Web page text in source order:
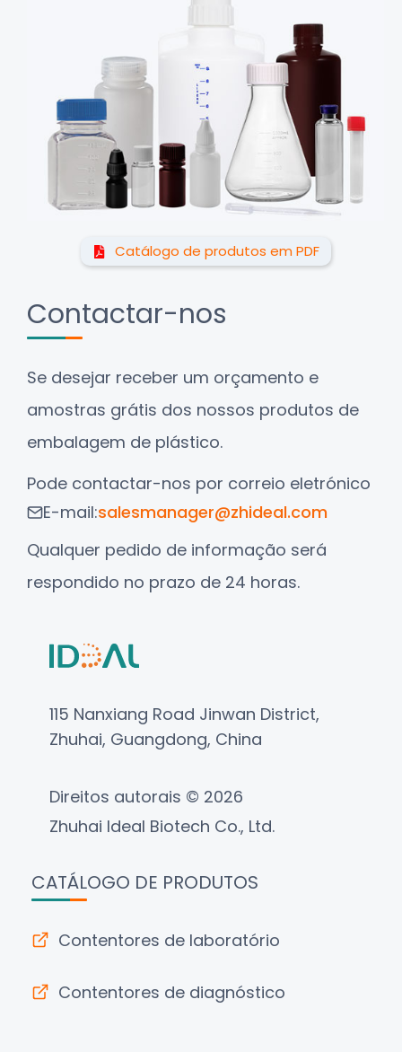
Catálogo de produtos em PDF
Contactar-nos
Se desejar receber um orçamento e
amostras grátis dos nossos produtos de
embalagem de plástico.
Pode contactar-nos por correio eletrónico
E-mail:salesmanager@zhideal.com
Qualquer pedido de informação será
respondido no prazo de 24 horas.
115 Nanxiang Road Jinwan District,
Zhuhai, Guangdong, China
Direitos autorais © 2026
Zhuhai Ideal Biotech Co., Ltd.
CATÁLOGO DE PRODUTOS
Contentores de laboratório
Contentores de diagnóstico